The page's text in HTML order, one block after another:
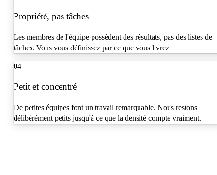
Propriété, pas tâches
Les membres de l'équipe possèdent des résultats, pas des listes de
tâches. Vous vous définissez par ce que vous livrez.
04
Petit et concentré
De petites équipes font un travail remarquable. Nous restons
délibérément petits jusqu'à ce que la densité compte vraiment.